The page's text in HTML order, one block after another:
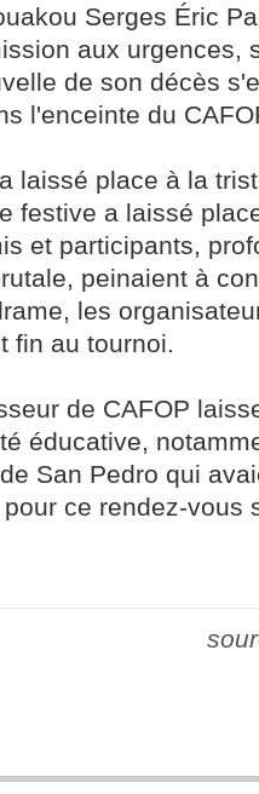
Serges Éric
aux urgences,
de son décès
l'enceinte du
laissé place à la
festive a laissé
et participants,
peinaient à
les
fin au tournoi.
de CAFOP
éducative,
San Pedro qui
ce rendez-vous